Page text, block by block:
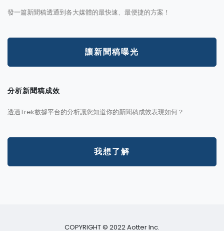
發一篇新聞稿透通到各大媒體的最快速、最便捷的方案！
讓新聞稿曝光
分析新聞稿成效
透過Trek數據平台的分析讓您知道你的新聞稿成效表現如何？
我想了解
COPYRIGHT © 2022 Aotter Inc.